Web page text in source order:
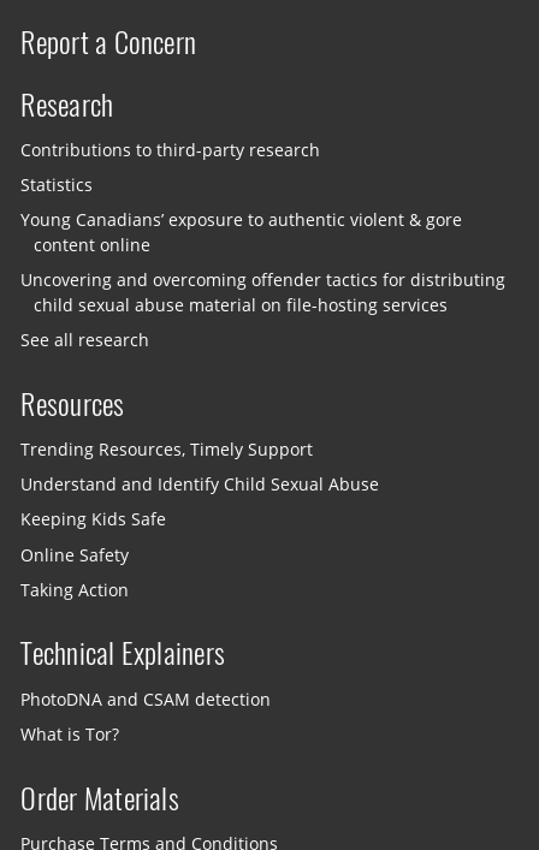
Report a Concern
Research
Contributions to third-party research
Statistics
Young Canadians’ exposure to authentic violent & gore
content online
Uncovering and overcoming offender tactics for distributing
child sexual abuse material on file-hosting services
See all research
Resources
Trending Resources, Timely Support
Understand and Identify Child Sexual Abuse
Keeping Kids Safe
Online Safety
Taking Action
Technical Explainers
PhotoDNA and CSAM detection
What is Tor?
Order Materials
Purchase Terms and Conditions